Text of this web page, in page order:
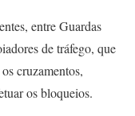
entre Guardas
de tráfego, que
cruzamentos,
os bloqueios.